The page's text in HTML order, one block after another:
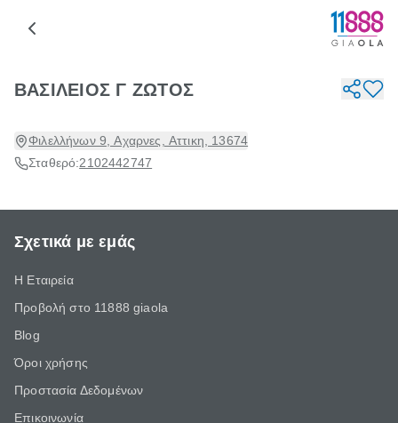
ΒΑΣΙΛΕΙΟΣ Γ ΖΩΤΟΣ
Φιλελλήνων 9, Αχαρνες, Αττικη, 13674
Σταθερό:2102442747
Σχετικά με εμάς
Η Εταιρεία
Προβολή στο 11888 giaola
Blog
Όροι χρήσης
Προστασία Δεδομένων
Επικοινωνία